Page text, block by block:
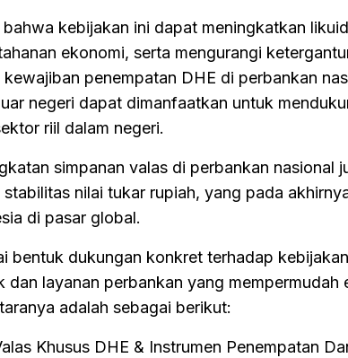
bahwa kebijakan ini dapat meningkatkan
ekonomi, serta mengurangi
penempatan DHE di perbankan
negeri dapat dimanfaatkan untuk
riil dalam negeri.
simpanan valas di perbankan nasional
nilai tukar rupiah, yang pada
di pasar global.
bentuk dukungan konkret terhadap
dan layanan perbankan yang mempermudah
adalah sebagai berikut:
Khusus DHE & Instrumen Penempatan